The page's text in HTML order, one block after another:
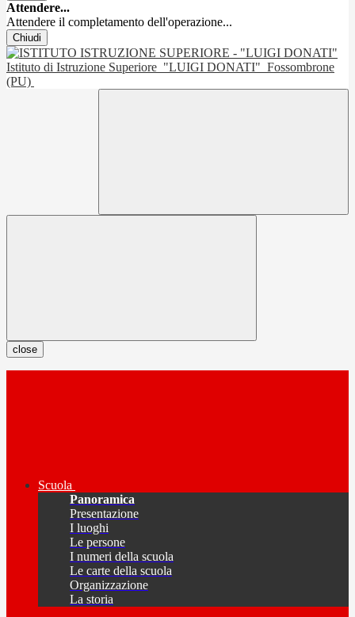
Attendere...
Attendere il completamento dell'operazione...
Chiudi
Istituto di Istruzione Superiore "LUIGI DONATI" Fossombrone
(PU)
close
Scuola
Panoramica
Presentazione
I luoghi
Le persone
I numeri della scuola
Le carte della scuola
Organizzazione
La storia